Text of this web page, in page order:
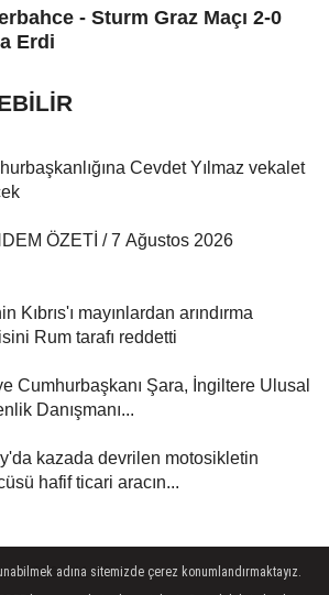
- Sturm Graz Maçı 2-0
Erdi
Cevdet Yılmaz vekalet
ÖZETİ / 7 Ağustos 2026
Kıbrıs'ı mayınlardan arındırma
Rum tarafı reddetti
Cumhurbaşkanı Şara, İngiltere Ulusal
Danışmanı...
kazada devrilen motosikletin
hafif ticari aracın...
2026 - 11:40
adına sitemizde çerez konumlandırmaktayız.